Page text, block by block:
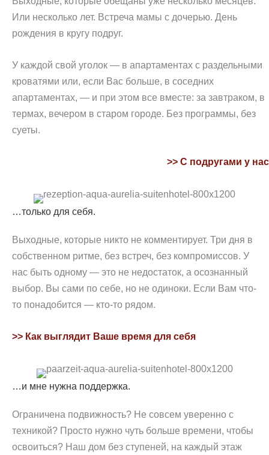
Или несколько лет. Встреча мамы с дочерью. День
рождения в кругу подруг.
У каждой свой уголок — в апартаментах с раздельными
кроватями или, если Вас больше, в соседних
апартаментах, — и при этом все вместе: за завтраком, в
термах, вечером в старом городе. Без программы, без
суеты.
>> С подругами у нас
…только для себя.
Выходные, которые никто не комментирует. Три дня в
собственном ритме, без встреч, без компромиссов. У
нас быть одному — это не недостаток, а осознанный
выбор. Вы сами по себе, но не одиноки. Если Вам что-
то понадобится — кто-то рядом.
>> Как выглядит Ваше время для себя
…и мне нужна поддержка.
Ограничена подвижность? Не совсем уверенно с
техникой? Просто нужно чуть больше времени, чтобы
освоиться? Наш дом без ступеней, на каждый этаж